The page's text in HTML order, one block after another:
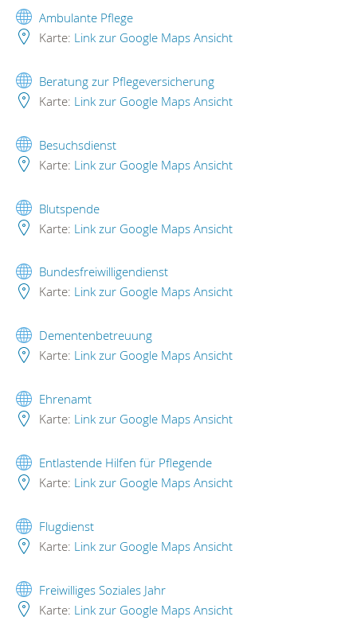
Ambulante Pflege
Karte: Link zur Google Maps Ansicht
Beratung zur Pflegeversicherung
Karte: Link zur Google Maps Ansicht
Besuchsdienst
Karte: Link zur Google Maps Ansicht
Blutspende
Karte: Link zur Google Maps Ansicht
Bundesfreiwilligendienst
Karte: Link zur Google Maps Ansicht
Dementenbetreuung
Karte: Link zur Google Maps Ansicht
Ehrenamt
Karte: Link zur Google Maps Ansicht
Entlastende Hilfen für Pflegende
Karte: Link zur Google Maps Ansicht
Flugdienst
Karte: Link zur Google Maps Ansicht
Freiwilliges Soziales Jahr
Karte: Link zur Google Maps Ansicht